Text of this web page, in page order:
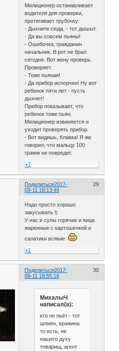
Милиционер останавливает
водителя для проверки,
протягивает трубочку:
- Дыхните сюда, - тот дышыт.
- Да вы совсем пьяны!
- Ошибочка, гражданин
начальник. В рот не брал
сегодня. Вот жену проверь.
Проверяет.
- Тоже пьяная!
- Да прибор испорчен! Ну вот
ребенок пяти лет - пусть
дыхнет!
Прибор показывает, что
ребенок тоже пьян.
Милиционер извиняется и
уходит проверять прибор.
- Вот видишь, Клавка! Я же
говорил, что мальцу 100
грамм не повредит.
+7
Поделиться 29
2017-
09-11 18:13:49
Надо просто хорошо
закусывать !)
У нас и супы горячие и яица
жаренные с картошечкой и
салатики всякие .
+1
Поделиться 30
2017-
09-11 18:55:16
МиxалыЧ
написал(а):
кто не пьёт - тот
шпиён, вражина
то есть, не
нашего духу
товарищ, агент